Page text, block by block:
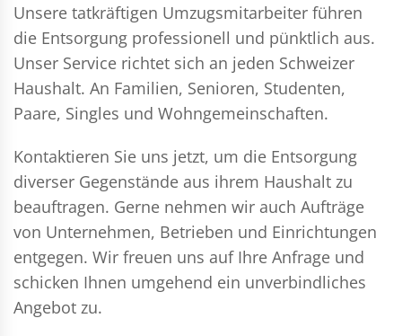
Unsere tatkräftigen Umzugsmitarbeiter führen
die Entsorgung professionell und pünktlich aus.
Unser Service richtet sich an jeden Schweizer
Haushalt. An Familien, Senioren, Studenten,
Paare, Singles und Wohngemeinschaften.
Kontaktieren Sie uns jetzt, um die Entsorgung
diverser Gegenstände aus ihrem Haushalt zu
beauftragen. Gerne nehmen wir auch Aufträge
von Unternehmen, Betrieben und Einrichtungen
entgegen. Wir freuen uns auf Ihre Anfrage und
schicken Ihnen umgehend ein unverbindliches
Angebot zu.